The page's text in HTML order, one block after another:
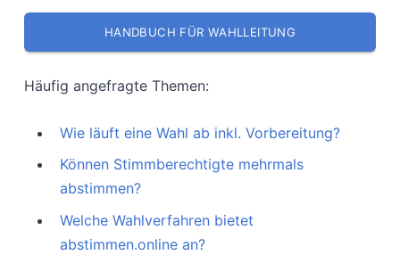
HANDBUCH FÜR WAHLLEITUNG
Häufig angefragte Themen:
Wie läuft eine Wahl ab inkl. Vorbereitung?
Können Stimmberechtigte mehrmals
abstimmen?
Welche Wahlverfahren bietet
abstimmen.online an?